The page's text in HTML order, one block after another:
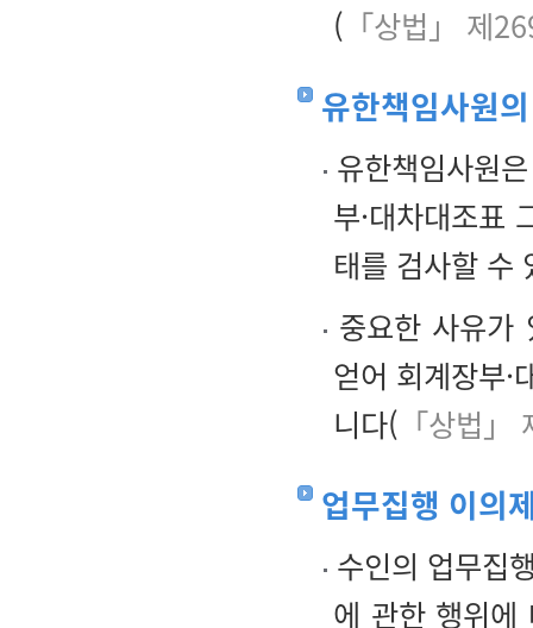
( 「상법」 제
유한책임사원
유한책임사원
부·대차대조표
태를 검사할 수
중요한 사유가
얻어 회계장부
니다( 「상법」
업무집행 이의
수인의 업무집
에 관한 행위에